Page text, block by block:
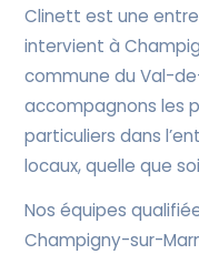
Clinett est une
intervient à
commune du Val-
accompagnons les
particuliers dans
locaux, quelle que
Nos équipes
Champigny-sur-